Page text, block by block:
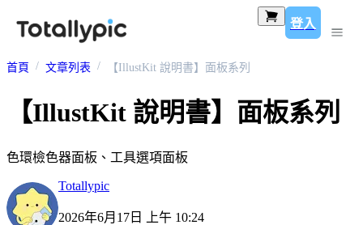
登入
首頁 文章列表 【IllustKit 說明書】面板系列
【IllustKit 說明書】面板系列
色環檢色器面板、工具選項面板
Totallypic
2026年6月17日 上午 10:24